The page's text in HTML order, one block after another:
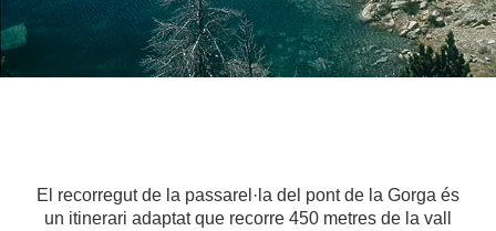
El recorregut de la passarel·la del pont de la Gorga és
un itinerari adaptat que recorre 450 metres de la vall